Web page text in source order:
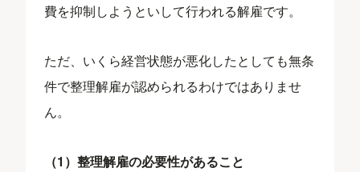
費を抑制しようといして行われる解雇です。
ただ、いくら経営状態が悪化したとしても無条
件で整理解雇が認められるわけではありませ
ん。
（1）整理解雇の必要性があること